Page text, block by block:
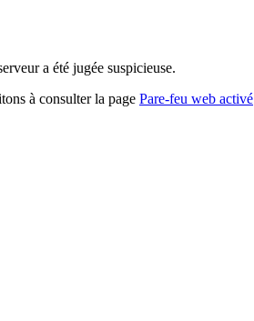
a été jugée suspicieuse.
à consulter la page Pare-feu web activé